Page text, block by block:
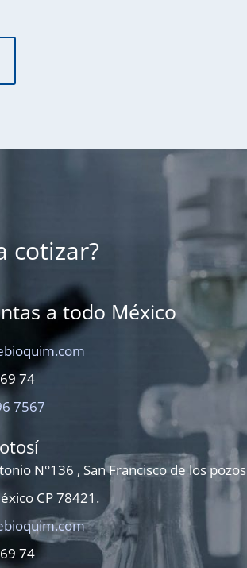
cotizar?
a todo México
.com
74
7567
N°136 , San Francisco de los pozos
CP 78421.
.com
74